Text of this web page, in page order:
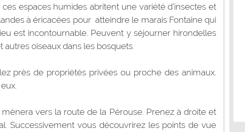
espaces humides abritent une variété d’insectes et
à éricacées pour atteindre le marais Fontaine qui
est incontournable. Peuvent y séjourner hirondelles
oiseaux dans les bosquets.
près de propriétés privées ou proche des animaux.
vers la route de la Pérouse. Prenez à droite et
Successivement vous découvrirez les points de vue